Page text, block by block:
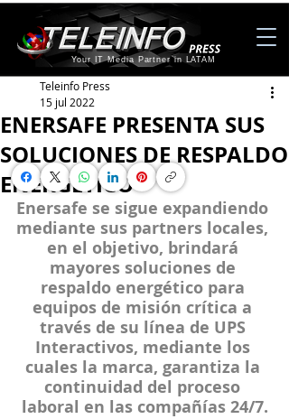
Your IT Media Partner in LATAM
ENERSAFE PRESENTA SUS
SOLUCIONES DE RESPALDO
ENERGÉTICO
Teleinfo Press
15 jul 2022
Enersafe se sigue expandiendo
mediante sus partners locales,
en el objetivo, brindará
mayores soluciones de
respaldo energético para
equipos de misión crítica a
través de su línea de UPS
Interactivos, mediante los
cuales la marca, garantiza la
continuidad del proceso
laboral en las compañías 24/7.